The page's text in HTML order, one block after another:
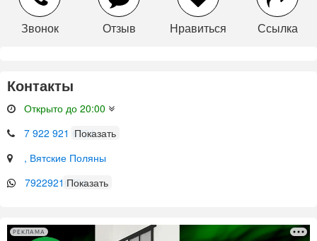
Звонок Отзыв Нравиться Ссылка
Контакты
Открыто до 20:00
7 922 921 6724
, Вятские Поляны
79229216724
РЕКЛАМА